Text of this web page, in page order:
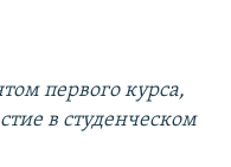
первого курса,
в студенческом